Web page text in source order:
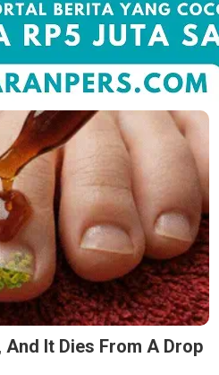
It Dies From A Drop